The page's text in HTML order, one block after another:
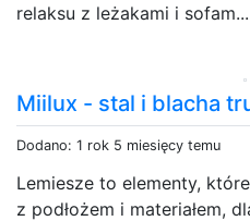
relaksu z leżakami i sofam...
Miilux - stal i blacha
Dodano: 1 rok 5 miesięcy temu
Lemiesze to elementy,
z podłożem i materiałem,